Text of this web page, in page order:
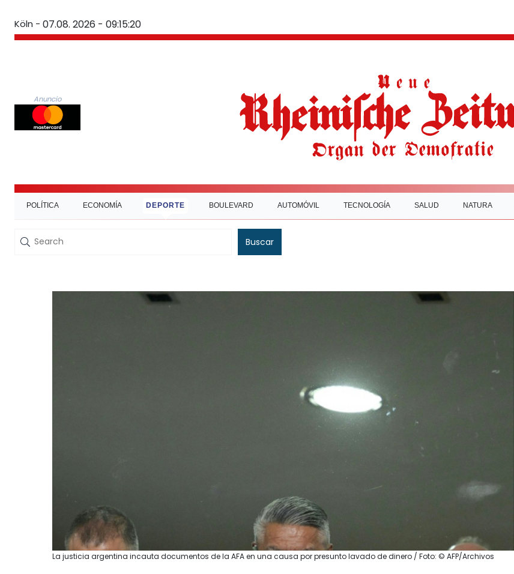
Köln - 07.08. 2026 - 09:15:21
Anuncio
POLÍTICA ECONOMÍA DEPORTE BOULEVARD AUTOMÓVIL TECNOLOGÍA SALUD NATURA
Buscar
La justicia argentina incauta documentos de la AFA en una causa por presunto lavado de dinero / Foto: © AFP/Archivos